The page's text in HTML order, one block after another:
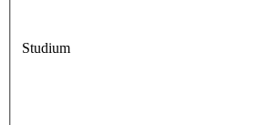
Studium